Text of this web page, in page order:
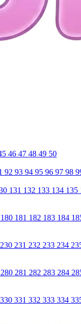
46 47 48 49 50
92 93 94 95 96 97 98
131 132 133 134 135
180 181 182 183 184
230 231 232 233 234
280 281 282 283 284
330 331 332 333 334